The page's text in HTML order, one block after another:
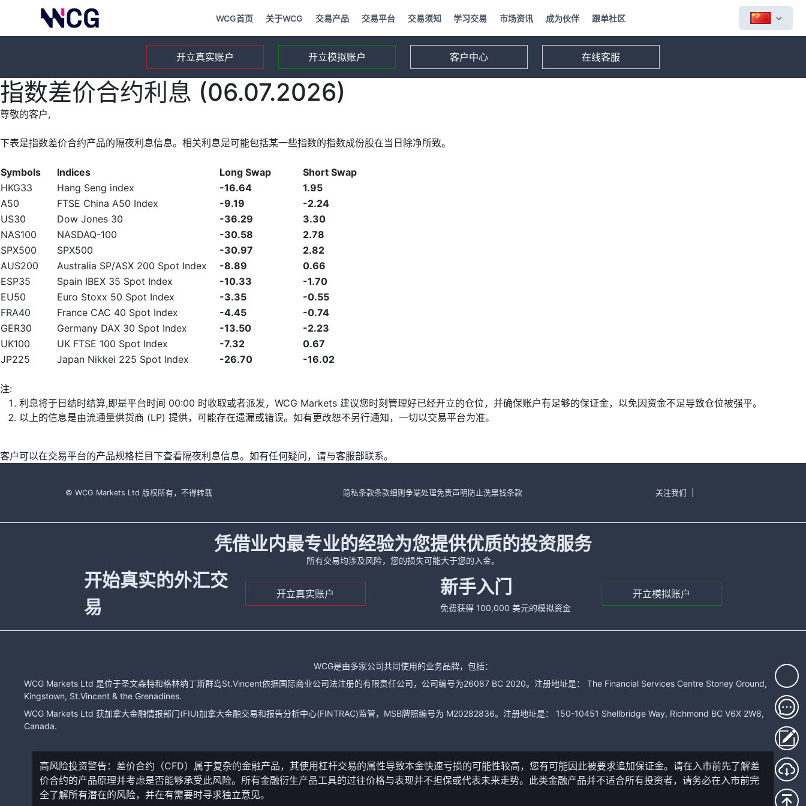
WCG首页 关于WCG 交易产品 交易平台 交易须知 学习交易 市场资讯 成为伙伴 跟单社区
开立真实账户 开立模拟账户 客户中心 在线客服
指数差价合约利息 (06.07.2026)
尊敬的客户,
下表是指数差价合约产品的隔夜利息信息。相关利息是可能包括某一些指数的指数成份股在当日除净所致。
Symbols Indices Long Swap
Short Swap
HKG33
Hang Seng index -16.64
1.95
A50
FTSE China A50 Index -9.19
-2.24
US30
Dow Jones 30 -36.29
3.30
NAS100
NASDAQ-100 -30.58
2.78
SPX500
SPX500 -30.97
2.82
AUS200
Australia SP/ASX 200 Spot Index -8.89
0.66
ESP35
Spain IBEX 35 Spot Index -10.33
-1.70
EU50
Euro Stoxx 50 Spot Index -3.35
-0.55
FRA40
France CAC 40 Spot Index -4.45
-0.74
GER30
Germany DAX 30 Spot Index -13.50
-2.23
UK100
UK FTSE 100 Spot Index -7.32
0.67
JP225
Japan Nikkei 225 Spot Index -26.70 -16.02
注:
利息将于日结时结算,即是平台时间 00:00 时收取或者派发，WCG Markets 建议您时刻管理好已经开立的仓位，并确保账户有足够的保证金，以免因资金不足导致仓位被强平。
以上的信息是由流通量供货商 (LP) 提供，可能存在遗漏或错误。如有更改恕不另行通知，一切以交易平台为准。
客户可以在交易平台的产品规格栏目下查看隔夜利息信息。如有任何疑问，请与客服部联系。
© WCG Markets Ltd 版权所有，不得转载 隐私条款条款细则 争端处理免责声明 防止洗黑钱条款 关注我们
凭借业内最专业的经验为您提供优质的投资服务
所有交易均涉及风险，您的损失可能大于您的入金。
开始真实的外汇交
易
开立真实账户 新手入门
免费获得 100,000 美元的模拟资金
开立模拟账户
WCG是由多家公司共同使用的业务品牌，包括：
WCG Markets Ltd 是位于圣文森特和格林纳丁斯群岛St.Vincent依据国际商业公司法注册的有限责任公司，公司编号为26087 BC 2020。注册地址是： The Financial Services Centre Stoney Ground,
Kingstown, St.Vincent & the Grenadines.
WCG Markets Ltd 获加拿大金融情报部门(FIU)加拿大金融交易和报告分析中心(FINTRAC)监管，MSB牌照编号为 M20282836。注册地址是： 150-10451 Shellbridge Way, Richmond BC V6X 2W8,
Canada.
高风险投资警告：差价合约（CFD）属于复杂的金融产品，其使用杠杆交易的属性导致本金快速亏损的可能性较高，您有可能因此被要求追加保证金。请在入市前先了解差
价合约的产品原理并考虑是否能够承受此风险。所有金融衍生产品工具的过往价格与表现并不担保或代表未来走势。此类金融产品并不适合所有投资者，请务必在入市前完
全了解所有潜在的风险，并在有需要时寻求独立意见。